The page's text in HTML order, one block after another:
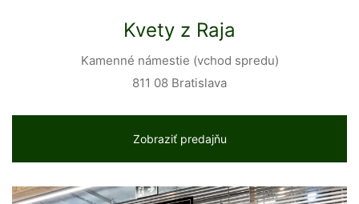
Kvety z Raja
Kamenné námestie (vchod spredu)
811 08 Bratislava
Zobraziť predajňu